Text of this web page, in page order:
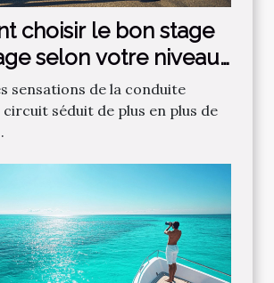
choisir le bon stage
selon votre niveau
sensations de la conduite
séduit de plus en plus de